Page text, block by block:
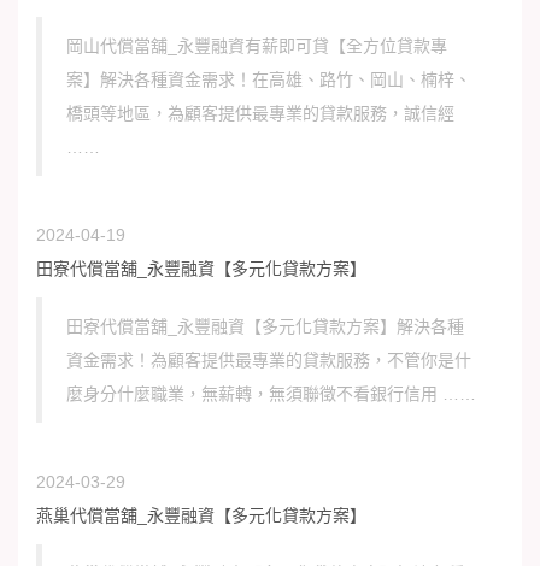
岡山代償當舖_永豐融資有薪即可貸【全方位貸款專
案】解決各種資金需求！在高雄、路竹、岡山、楠梓、
橋頭等地區，為顧客提供最專業的貸款服務，誠信經
……
2024-04-19
田寮代償當舖_永豐融資【多元化貸款方案】
田寮代償當舖_永豐融資【多元化貸款方案】解決各種
資金需求！為顧客提供最專業的貸款服務，不管你是什
麼身分什麼職業，無薪轉，無須聯徵不看銀行信用 ……
2024-03-29
燕巢代償當舖_永豐融資【多元化貸款方案】